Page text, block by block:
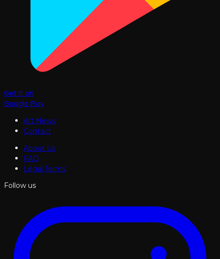
Get it on
Google Play
Art News
Contact
About Us
FAQ
Legal Terms
Follow us